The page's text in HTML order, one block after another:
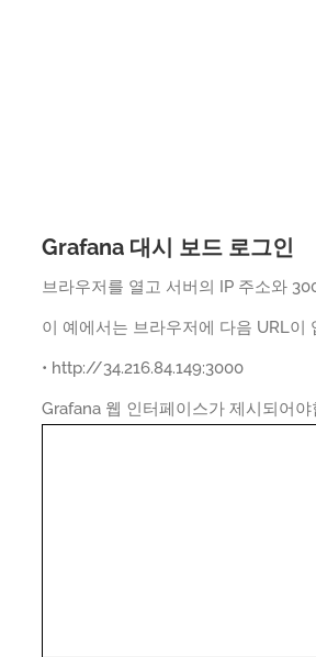
Grafana 대시 보드 로그인
브라우저를 열고 서버의 IP 주소와
이 예에서는 브라우저에 다음 URL이
• http://34.216.84.149:3000
Grafana 웹 인터페이스가 제시되어야